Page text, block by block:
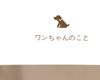
ワンちゃんのこと